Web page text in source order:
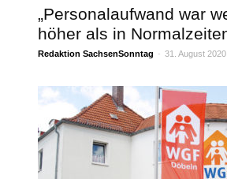
„Personalaufwand war
höher als in
Redaktion SachsenSonntag - 31. August 2020